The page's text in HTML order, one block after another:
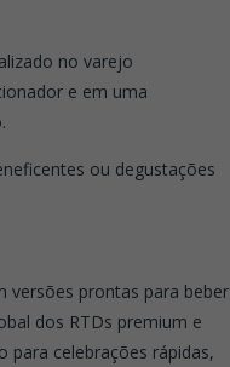
no varejo
e em uma
ou degustações
versões prontas para beber
dos RTDs premium e
para celebrações rápidas,